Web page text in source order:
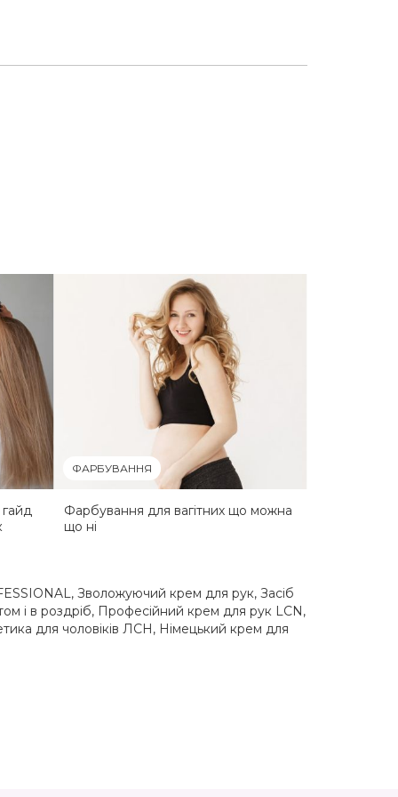
ФАРБУВАННЯ
Фарбування для вагітних що можна
що ні
, Зволожуючий крем для рук, Засіб
і в роздріб, Професійний крем для рук LCN,
для чоловіків ЛСН, Німецький крем для